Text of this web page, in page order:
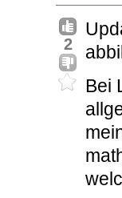
2
Bei